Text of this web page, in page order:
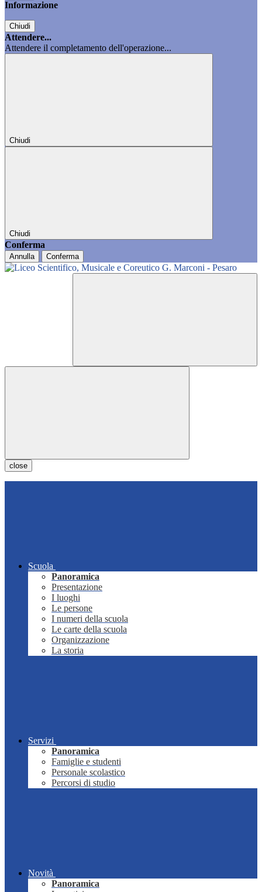
Informazione
Chiudi
Attendere...
Attendere il completamento dell'operazione...
Chiudi
Chiudi
Conferma
Annulla Conferma
close
Scuola
Panoramica
Presentazione
I luoghi
Le persone
I numeri della scuola
Le carte della scuola
Organizzazione
La storia
Servizi
Panoramica
Famiglie e studenti
Personale scolastico
Percorsi di studio
Novità
Panoramica